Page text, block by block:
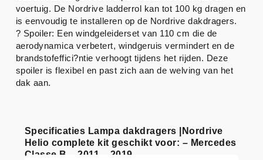
Specificaties Lampa dakdragers |Nordrive
Helio complete kit geschikt voor: – Mercedes
Classe B – 2011 – 2019
voertuig. De Nordrive ladderrol kan tot 100 kg dragen en
is eenvoudig te installeren op de Nordrive dakdragers.
? Spoiler: Een windgeleiderset van 110 cm die de
aerodynamica verbetert, windgeruis vermindert en de
brandstofeffici?ntie verhoogt tijdens het rijden. Deze
spoiler is flexibel en past zich aan de welving van het
dak aan.